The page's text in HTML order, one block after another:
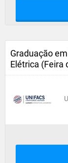
Graduação
Elétrica (Feira